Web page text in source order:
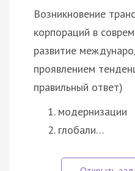
Возникновение
корпораций в
развитие
проявлением
правильный ответ)
модернизации
глобали…